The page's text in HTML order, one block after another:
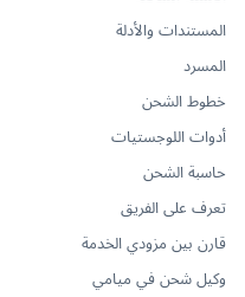
المستندات والأدلة
المسرد
خطوط الشحن
أدوات اللوجستيات
حاسبة الشحن
تعرف على الفريق
قارن بين مزودي الخدمة
وكيل شحن في ميامي